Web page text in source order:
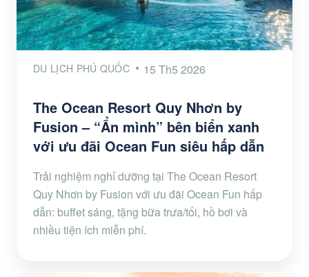
DU LỊCH PHÚ QUỐC 15 Th5 2026
The Ocean Resort Quy Nhơn by
Fusion – “Ẩn mình” bên biển xanh
với ưu đãi Ocean Fun siêu hấp dẫn
Trải nghiệm nghỉ dưỡng tại The Ocean Resort
Quy Nhơn by Fusion với ưu đãi Ocean Fun hấp
dẫn: buffet sáng, tặng bữa trưa/tối, hồ bơi và
nhiều tiện ích miễn phí.